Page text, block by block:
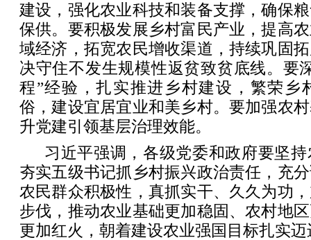
建设，强化农业科技和装备支撑，确保
保供。要积极发展乡村富民产业，提高
域经济，拓宽农民增收渠道，持续巩固
决守住不发生规模性返贫致贫底线。要
程”经验，扎实推进乡村建设，繁荣乡
俗，建设宜居宜业和美乡村。要加强农
升党建引领基层治理效能。
习近平强调，各级党委和政府要坚
夯实五级书记抓乡村振兴政治责任，充
农民群众积极性，真抓实干、久久为功
步伐，推动农业基础更加稳固、农村地
更加红火，朝着建设农业强国目标扎实迈